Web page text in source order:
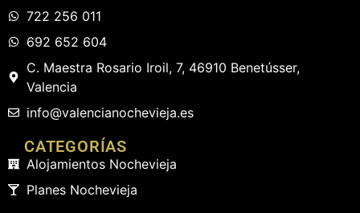
722 256 011
692 652 604
C. Maestra Rosario Iroil, 7, 46910 Benetússer,
Valencia
info@valencianochevieja.es
CATEGORÍAS
Alojamientos Nochevieja
Planes Nochevieja